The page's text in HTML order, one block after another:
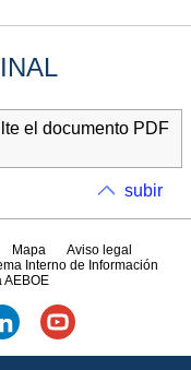
el documento PDF
subir
Mapa
Aviso legal
Interno de Información
AEBOE